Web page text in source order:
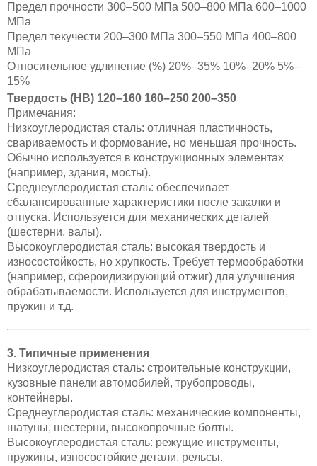
Предел прочности 300–500 МПа 500–800 МПа 600–1000
МПа
Предел текучести 200–300 МПа 300–550 МПа 400–800
МПа
Относительное удлинение (%) 20%–35% 10%–20% 5%–
15%
Твердость (HB) 120–160 160–250 200–350
Примечания:
Низкоуглеродистая сталь: отличная пластичность,
свариваемость и формование, но меньшая прочность.
Обычно используется в конструкционных элементах
(например, здания, мосты).
Среднеуглеродистая сталь: обеспечивает
сбалансированные характеристики после закалки и
отпуска. Используется для механических деталей
(шестерни, валы).
Высокоуглеродистая сталь: высокая твердость и
износостойкость, но хрупкость. Требует термообработки
(например, сфероидизирующий отжиг) для улучшения
обрабатываемости. Используется для инструментов,
пружин и т.д.
3. Типичные применения
Низкоуглеродистая сталь: строительные конструкции,
кузовные панели автомобилей, трубопроводы,
контейнеры.
Среднеуглеродистая сталь: механические компоненты,
шатуны, шестерни, высокопрочные болты.
Высокоуглеродистая сталь: режущие инструменты,
пружины, износостойкие детали, рельсы.